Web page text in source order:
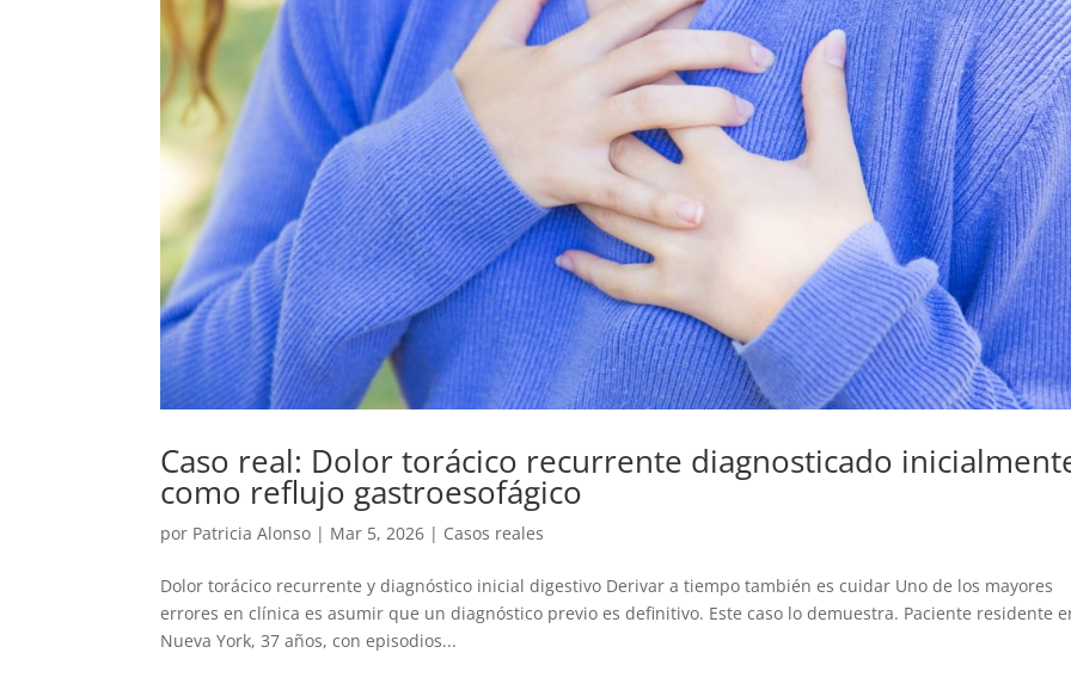
Caso real: Dolor torácico recurrente diagnosticado
como reflujo gastroesofágico
por Patricia Alonso | Mar 5, 2026 | Casos reales
Dolor torácico recurrente y diagnóstico inicial digestivo Derivar a tiempo también es cuidar Uno de los mayores
errores en clínica es asumir que un diagnóstico previo es definitivo. Este caso lo demuestra. Paciente residente
Nueva York, 37 años, con episodios...